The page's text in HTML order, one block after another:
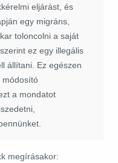
eljárást, és
egy migráns,
toloncolni a saját
ez egy illegális
állítani. Ez egészen
módosító
a mondatot
megírásakor: